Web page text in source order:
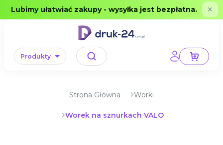
Error: No data in cache or invalid format
Lubimy ułatwiać zakupy - wysyłka jest bezpłatna. ✕
Produkty
Strona Główna Worki
Worek na sznurkach VALO